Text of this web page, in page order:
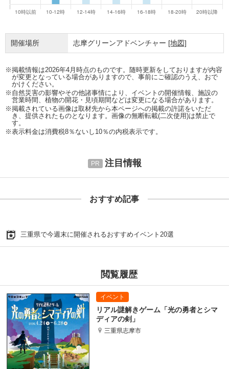
開催場所 志摩グリーンアドベンチャー [地図]
※掲載情報は2026年4月時点のものです。随時更新をしておりますが内容
が変更となっている場合がありますので、事前にご確認のうえ、おで
かけください。
※自然災害の影響やその他諸事情により、イベントの開催情報、施設の
営業時間、植物の開花・見頃期間などは変更になる場合があります。
※掲載されている画像は取材先から本ページへの掲載の許諾をいただ
き、提供されたものとなります。画像の無断転載(二次使用)は禁止で
す。
※表示料金は消費税8％ないし10％の内税表示です。
注目情報
おすすめ記事
三重県で今週末に開催されるおすすめイベント20選
閲覧履歴
リアル謎解きゲーム「光の勇者とシマ
ディアの剣」
三重県志摩市